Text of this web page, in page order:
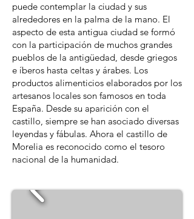
puede contemplar la ciudad y sus
alrededores en la palma de la mano. El
aspecto de esta antigua ciudad se formó
con la participación de muchos grandes
pueblos de la antigüedad, desde griegos
e íberos hasta celtas y árabes. Los
productos alimenticios elaborados por los
artesanos locales son famosos en toda
España. Desde su aparición con el
castillo, siempre se han asociado diversas
leyendas y fábulas. Ahora el castillo de
Morelia es reconocido como el tesoro
nacional de la humanidad.